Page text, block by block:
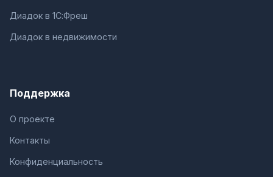
Диадок в 1С:Фреш
Диадок в недвижимости
Поддержка
О проекте
Контакты
Конфиденциальность